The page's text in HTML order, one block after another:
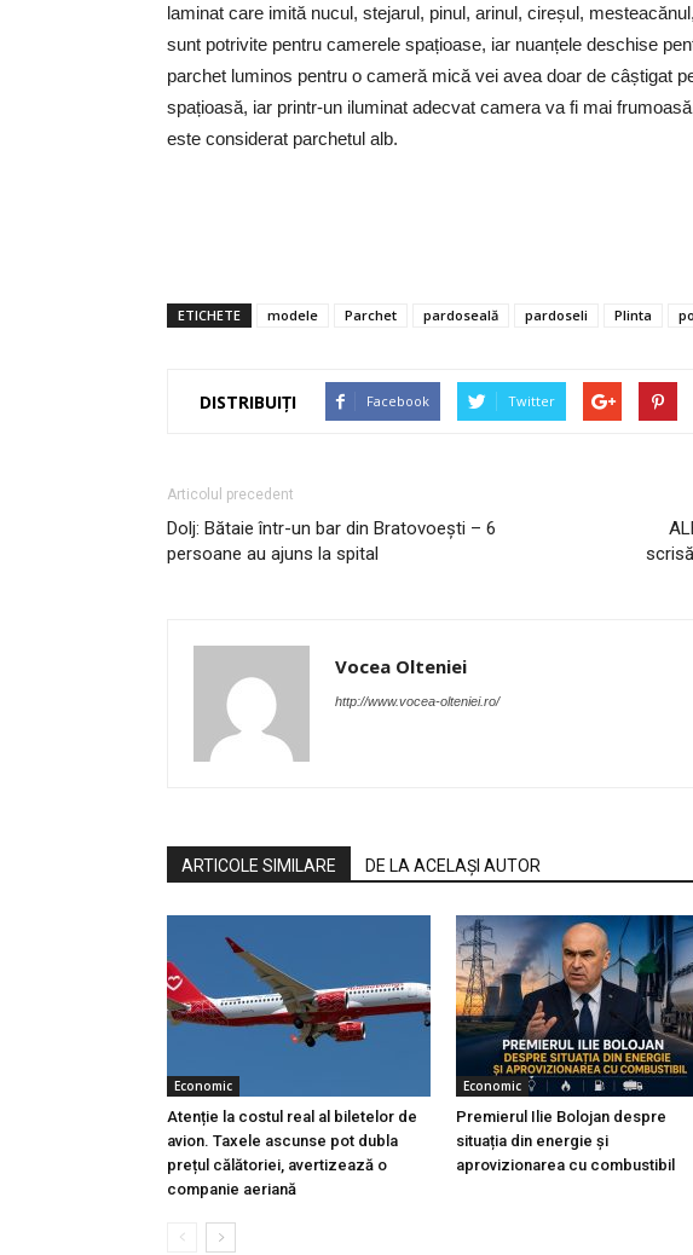
laminat care imită nucul, stejarul, pinul, arinul, cireșul,
sunt potrivite pentru camerele spațioase, iar nuanțele deschise
parchet luminos pentru o cameră mică vei avea doar de câștigat
spațioasă, iar printr-un iluminat adecvat camera va fi mai
este considerat parchetul alb.
ETICHETE modele Parchet pardoseală pardoseli Plinta
DISTRIBUIȚI Facebook Twitter
Articolul precedent
Dolj: Bătaie într-un bar din Bratovoeşti – 6
persoane au ajuns la spital
Vocea Olteniei
http://www.vocea-olteniei.ro/
ARTICOLE SIMILARE DE LA ACELAȘI AUTOR
Economic
Atenție la costul real al biletelor de
avion. Taxele ascunse pot dubla
prețul călătoriei, avertizează o
companie aeriană
Economic
Premierul Ilie Bolojan despre
situația din energie și
aprovizionarea cu combustibil